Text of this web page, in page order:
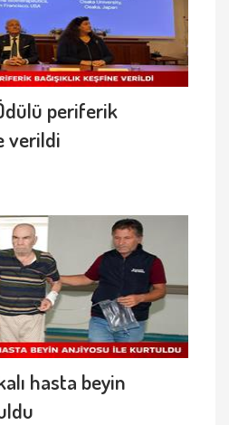
periferik
verildi
hasta beyin